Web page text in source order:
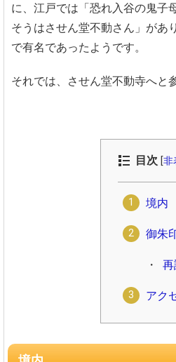
に、江戸では「恐れ入谷の鬼子
そうはさせん堂不動さん」があ
で有名であったようです。
それでは、させん堂不動寺へと
目次 [非
境内
御朱
アク